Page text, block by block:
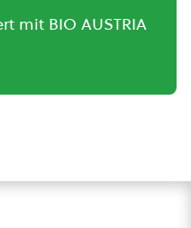
mit BIO AUSTRIA